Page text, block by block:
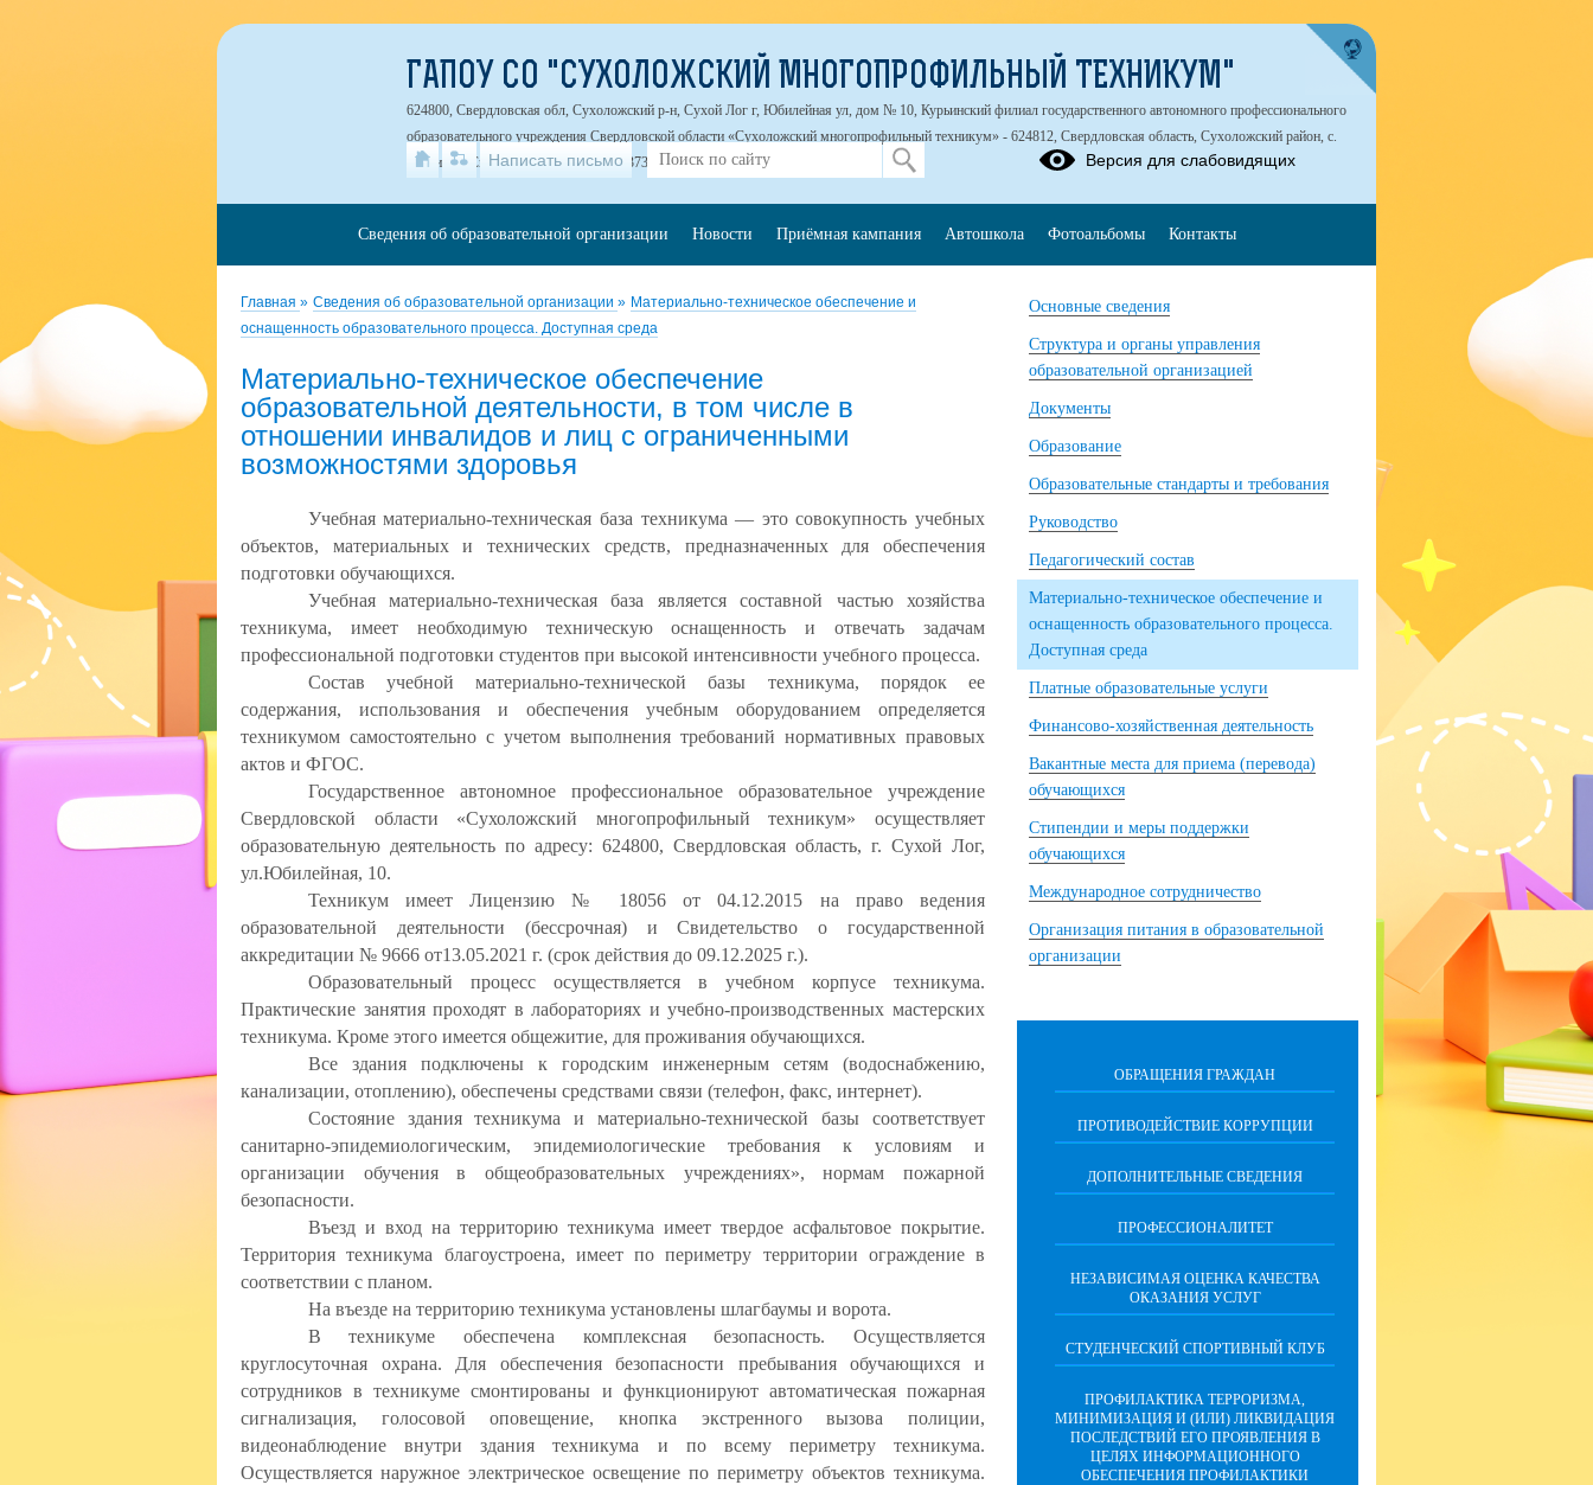
Главная » Сведения об образовательной организации » Материально-техническое обеспечение и
оснащенность образовательного процесса. Доступная среда
Материально-техническое обеспечение
образовательной деятельности, в том числе в
отношении инвалидов и лиц с ограниченными
возможностями здоровья
Учебная материально-техническая база техникума — это совокупность учебных
объектов, материальных и технических средств, предназначенных для обеспечения
подготовки обучающихся.
Учебная материально-техническая база является составной частью хозяйства
техникума, имеет необходимую техническую оснащенность и отвечать задачам
профессиональной подготовки студентов при высокой интенсивности учебного процесса.
Состав учебной материально-технической базы техникума, порядок ее
содержания, использования и обеспечения учебным оборудованием определяется
техникумом самостоятельно с учетом выполнения требований нормативных правовых
актов и ФГОС.
Государственное автономное профессиональное образовательное учреждение
Свердловской области «Сухоложский многопрофильный техникум» осуществляет
образовательную деятельность по адресу: 624800, Свердловская область, г. Сухой Лог,
ул.Юбилейная, 10.
Техникум имеет Лицензию № 18056 от 04.12.2015 на право ведения
образовательной деятельности (бессрочная) и Свидетельство о государственной
аккредитации № 9666 от13.05.2021 г. (срок действия до 09.12.2025 г.).
Образовательный процесс осуществляется в учебном корпусе техникума.
Практические занятия проходят в лабораториях и учебно-производственных мастерских
техникума. Кроме этого имеется общежитие, для проживания обучающихся.
Все здания подключены к городским инженерным сетям (водоснабжению,
канализации, отоплению), обеспечены средствами связи (телефон, факс, интернет).
Состояние здания техникума и материально-технической базы соответствует
санитарно-эпидемиологическим, эпидемиологические требования к условиям и
организации обучения в общеобразовательных учреждениях», нормам пожарной
безопасности.
Въезд и вход на территорию техникума имеет твердое асфальтовое покрытие.
Территория техникума благоустроена, имеет по периметру территории ограждение в
соответствии с планом.
На въезде на территорию техникума установлены шлагбаумы и ворота.
В техникуме обеспечена комплексная безопасность. Осуществляется
круглосуточная охрана. Для обеспечения безопасности пребывания обучающихся и
сотрудников в техникуме смонтированы и функционируют автоматическая пожарная
сигнализация, голосовой оповещение, кнопка экстренного вызова полиции,
видеонаблюдение внутри здания техникума и по всему периметру техникума.
Осуществляется наружное электрическое освещение по периметру объектов техникума.
Основные сведения
Структура и органы управления
образовательной организацией
Документы
Образование
Образовательные стандарты и требования
Руководство
Педагогический состав
Материально-техническое обеспечение и
оснащенность образовательного процесса.
Доступная среда
Платные образовательные услуги
Финансово-хозяйственная деятельность
Вакантные места для приема (перевода)
обучающихся
Стипендии и меры поддержки
обучающихся
Международное сотрудничество
Организация питания в образовательной
организации
ОБРАЩЕНИЯ ГРАЖДАН
ПРОТИВОДЕЙСТВИЕ КОРРУПЦИИ
ДОПОЛНИТЕЛЬНЫЕ СВЕДЕНИЯ
ПРОФЕССИОНАЛИТЕТ
НЕЗАВИСИМАЯ ОЦЕНКА КАЧЕСТВА
ОКАЗАНИЯ УСЛУГ
СТУДЕНЧЕСКИЙ СПОРТИВНЫЙ КЛУБ
ПРОФИЛАКТИКА ТЕРРОРИЗМА,
МИНИМИЗАЦИЯ И (ИЛИ) ЛИКВИДАЦИЯ
ПОСЛЕДСТВИЙ ЕГО ПРОЯВЛЕНИЯ В
ЦЕЛЯХ ИНФОРМАЦИОННОГО
ОБЕСПЕЧЕНИЯ ПРОФИЛАКТИКИ
ГАПОУ СО "СУХОЛОЖСКИЙ МНОГОПРОФИЛЬНЫЙ ТЕХНИКУМ"
624800, Свердловская обл, Сухоложский р-н, Сухой Лог г, Юбилейная ул, дом № 10, Курьинский филиал государственного автономного профессионального
образовательного учреждения Свердловской области «Сухоложский многопрофильный техникум» - 624812, Свердловская область, Сухоложский район, с.
Курьи, ул. Свердлова, д. 20
8 (34373) 4-27-91
Написать письмо Версия для слабовидящих
Сведения об образовательной организации Новости Приёмная кампания Автошкола Фотоальбомы Контакты